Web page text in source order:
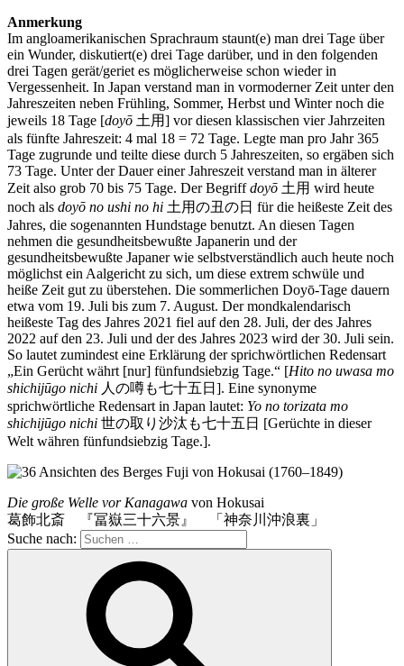
Anmerkung
Im angloamerikanischen Sprachraum staunt(e) man drei Tage über
ein Wunder, diskutiert(e) drei Tage darüber, und in den folgenden
drei Tagen gerät/geriet es möglicherweise schon wieder in
Vergessenheit. In Japan verstand man in vormoderner Zeit unter den
Jahreszeiten neben Frühling, Sommer, Herbst und Winter noch die
jeweils 18 Tage [doyō 土用] vor diesen klassischen vier Jahrzeiten
als fünfte Jahreszeit: 4 mal 18 = 72 Tage. Legte man pro Jahr 365
Tage zugrunde und teilte diese durch 5 Jahreszeiten, so ergäben sich
73 Tage. Unter der Dauer einer Jahreszeit verstand man in älterer
Zeit also grob 70 bis 75 Tage. Der Begriffdoyō 土用 wird heute
noch als doyō no ushi no hi 土用の丑の日 für die heißeste Zeit des
Jahres, die sogenannten Hundstage benutzt. An diesen Tagen
nehmen die gesundheitsbewußte Japanerin und der
gesundheitsbewußte Japaner wie selbstverständlich auch heute noch
möglichst ein Aalgericht zu sich, um diese extrem schwüle und
heiße Zeit gut zu überstehen. Die sommerlichen Doyō-Tage dauern
etwa vom 19. Juli bis zum 7. August. Der mondkalendarisch
heißeste Tag des Jahres 2021 fiel auf den 28. Juli, der des Jahres
2022 auf den 23. Juli und der des Jahres 2023 wird der 30. Juli sein.
So lautet zumindest eine Erklärung der sprichwörtlichen Redensart
„Ein Gerücht währt [nur] fünfundsiebzig Tage.“ [Hito no uwasa mo
shichijūgo nichi 人の噂も七十五日]. Eine synonyme
sprichwörtliche Redensart in Japan lautet: Yo no torizata mo
shichijūgo nichi 世の取り沙汰も七十五日 [Gerüchte in dieser
Welt währen fünfundsiebzig Tage.].
Die große Welle vor Kanagawa von Hokusai
葛飾北斎 『冨嶽三十六景』 「神奈川沖浪裏」
Suche nach: